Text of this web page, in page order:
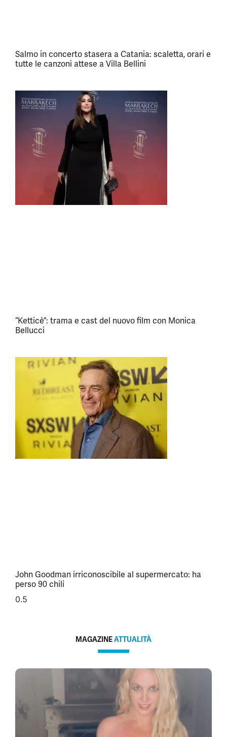
Salmo in concerto stasera a Catania: scaletta, orari e
tutte le canzoni attese a Villa Bellini
“Ketticè”: trama e cast del nuovo film con Monica
Bellucci
John Goodman irriconoscibile al supermercato: ha
perso 90 chili
MAGAZINEATTUALITÀ